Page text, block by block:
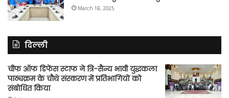
March 18, 2025
दिल्ली
चीफ ऑफ डिफेंस स्टाफ ने त्रि-सैन्य भावी युद्धकला
पाठ्यक्रम के चौथे संस्करण में प्रतिभागियों को
संबोधित किया